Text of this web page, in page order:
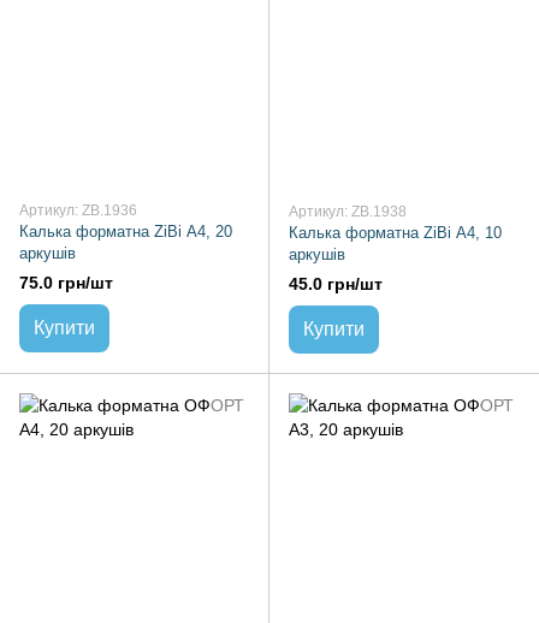
Артикул: ZB.1936
Калька форматна ZiBi А4, 20
аркушів
75.0 грн/шт
Купити
Артикул: ZB.1938
Калька форматна ZiBi А4, 10
аркушів
45.0 грн/шт
Купити